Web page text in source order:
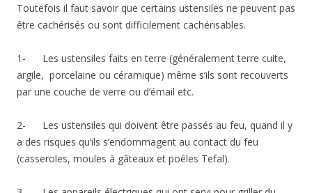
Toutefois il faut savoir que certains ustensiles ne peuvent pas
être cachérisés ou sont difficilement cachérisables.
1- Les ustensiles faits en terre (généralement terre cuite,
argile, porcelaine ou céramique) même s’ils sont recouverts
par une couche de verre ou d’émail etc.
2- Les ustensiles qui doivent être passés au feu, quand il y
a des risques qu’ils s’endommagent au contact du feu
(casseroles, moules à gâteaux et poêles Tefal).